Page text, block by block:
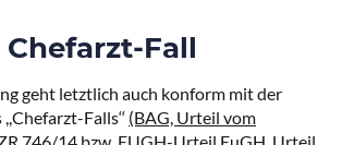
Fall
geht letztlich auch konform mit der
Falls‘‘ (BAG, Urteil vom